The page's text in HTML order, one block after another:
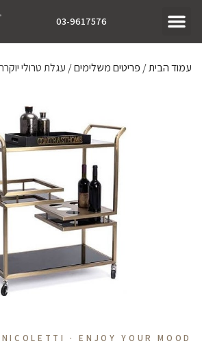
03-9617576
עמוד הבית/ פריטים משלימים/ עגלת טרולי
NICOLETTI · ENJOY YOUR MOOD